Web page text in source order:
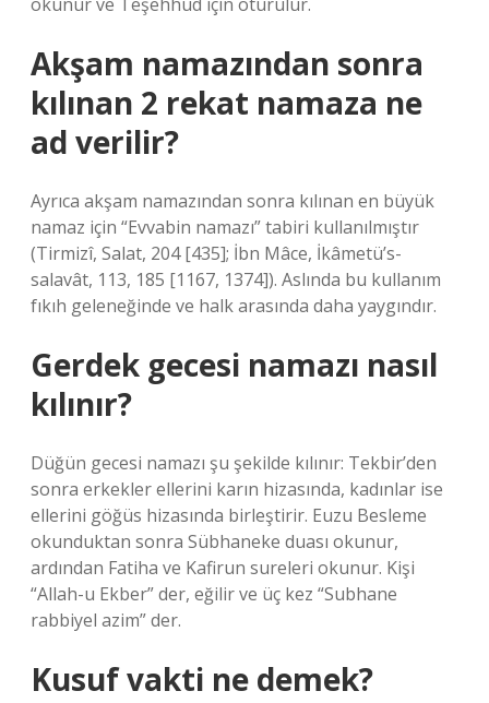
Akşam namazından sonra
kılınan 2 rekat namaza ne
ad verilir?
Ayrıca akşam namazından sonra kılınan en büyük
namaz için “Evvabin namazı” tabiri kullanılmıştır
(Tirmizî, Salat, 204 [435]; İbn Mâce, İkâmetü’s-
salavât, 113, 185 [1167, 1374]). Aslında bu kullanım
fıkıh geleneğinde ve halk arasında daha yaygındır.
Gerdek gecesi namazı nasıl
kılınır?
Düğün gecesi namazı şu şekilde kılınır: Tekbir’den
sonra erkekler ellerini karın hizasında, kadınlar ise
ellerini göğüs hizasında birleştirir. Euzu Besleme
okunduktan sonra Sübhaneke duası okunur,
ardından Fatiha ve Kafirun sureleri okunur. Kişi
“Allah-u Ekber” der, eğilir ve üç kez “Subhane
rabbiyel azim” der.
Kusuf vakti ne demek?